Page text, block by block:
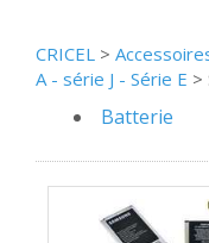
CRICEL >
A - série J - Série E >
Batterie